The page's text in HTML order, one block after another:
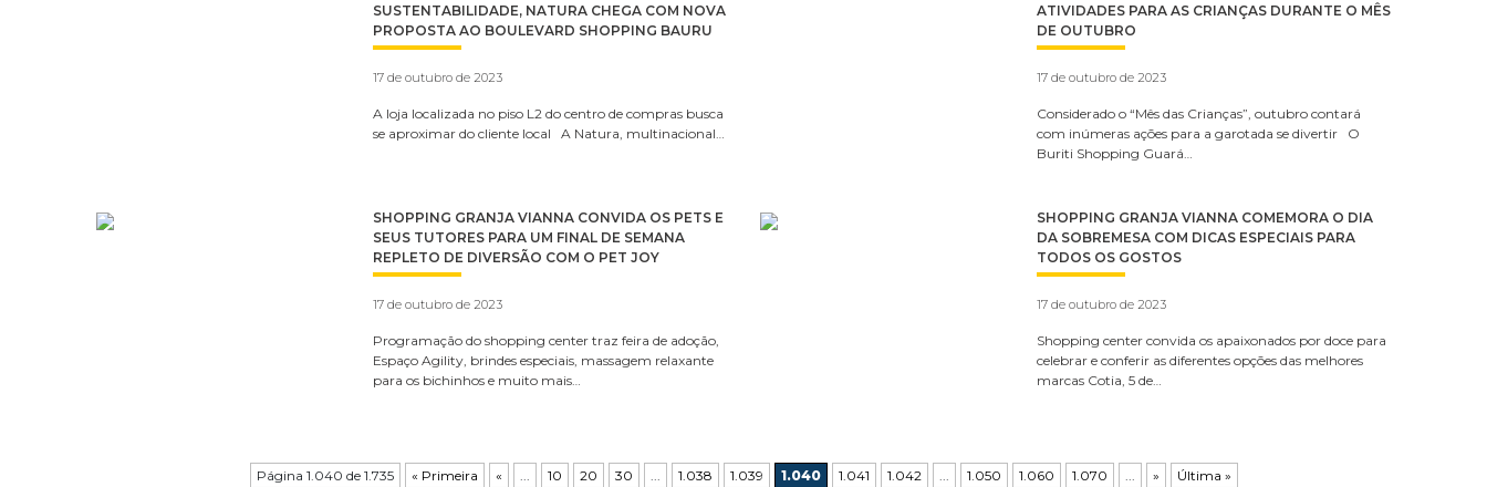
SUSTENTABILIDADE, NATURA CHEGA COM NOVA
PROPOSTA AO BOULEVARD SHOPPING BAURU
17 de outubro de 2023
A loja localizada no piso L2 do centro de compras busca
se aproximar do cliente local A Natura, multinacional…
ATIVIDADES PARA AS CRIANÇAS DURANTE O MÊS
DE OUTUBRO
17 de outubro de 2023
Considerado o “Mês das Crianças”, outubro contará
com inúmeras ações para a garotada se divertir O
Buriti Shopping Guará…
SHOPPING GRANJA VIANNA CONVIDA OS PETS E
SEUS TUTORES PARA UM FINAL DE SEMANA
REPLETO DE DIVERSÃO COM O PET JOY
17 de outubro de 2023
Programação do shopping center traz feira de adoção,
Espaço Agility, brindes especiais, massagem relaxante
para os bichinhos e muito mais…
SHOPPING GRANJA VIANNA COMEMORA O DIA
DA SOBREMESA COM DICAS ESPECIAIS PARA
TODOS OS GOSTOS
17 de outubro de 2023
Shopping center convida os apaixonados por doce para
celebrar e conferir as diferentes opções das melhores
marcas Cotia, 5 de…
Página 1.040 de 1.735 « Primeira « 10 20 30 1.038 1.039 1.040 1.041 1.042 1.050 1.060 1.070 » Última »